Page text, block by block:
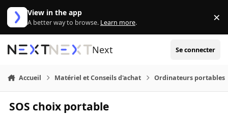
Aller au contenu
View in the app
A better way to browse. Learn more. ×
Next Se connecter
Accueil Matériel et Conseils d'achat Ordinateurs portables
SOS choix portable